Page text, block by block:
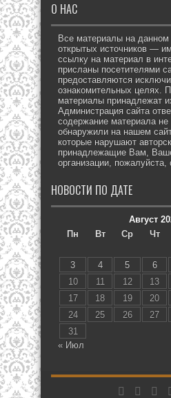
О НАС
Все материалы на данном
открытых источников —
ссылку на материал в
присланы посетителями
предоставляются
ознакомительных целях.
материалы принадлежат
Администрация сайта
содержание материала
обнаружили на нашем
которые нарушают
принадлежащие Вам,
организации,
НОВОСТИ ПО ДАТЕ
Август
Пн
Вт Ср Чт
3
4 5 6
10
11 12 13
17
18 19 20
24
25 26 27
31
« Июл